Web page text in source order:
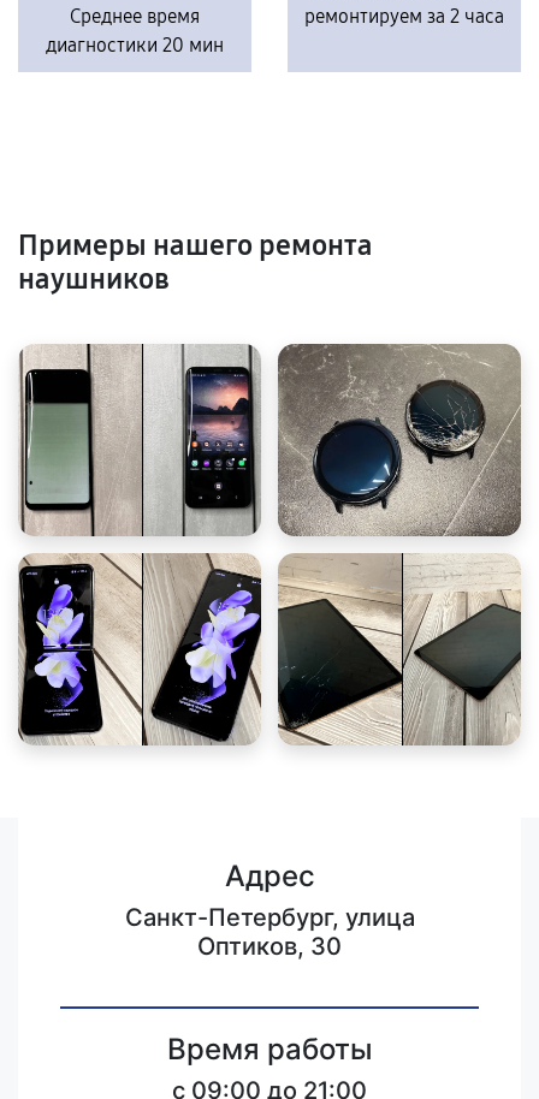
Среднее время
диагностики 20 мин
ремонтируем за 2 часа
Примеры нашего ремонта
наушников
Адрес
Санкт-Петербург, улица
Оптиков, 30
Время работы
c 09:00 до 21:00